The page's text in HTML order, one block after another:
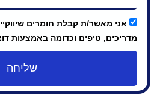
חומרים שיווקיים הכוללים עדכונים,
וכדומה באמצעות דואר אלקטרוני.